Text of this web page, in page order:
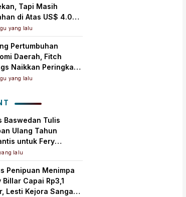
Tapi Masih
di Atas US$ 4.000
Troi
yang lalu
Pertumbuhan
Daerah, Fitch
Naikkan Peringkat
Jadi ‘A+(idn)’
yang lalu
Baswedan Tulis
Ulang Tahun
untuk Fery
Ungkap Syukur
Panjang
lalu
Penipuan Menimpa
Billar Capai Rp3,1
Lesti Kejora Sangat